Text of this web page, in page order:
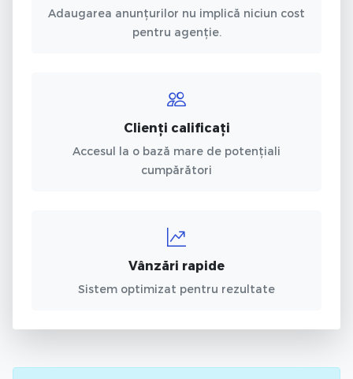
Adaugarea anunțurilor nu implică niciun cost
pentru agenție.
Clienți calificați
Accesul la o bază mare de potențiali
cumpărători
Vânzări rapide
Sistem optimizat pentru rezultate